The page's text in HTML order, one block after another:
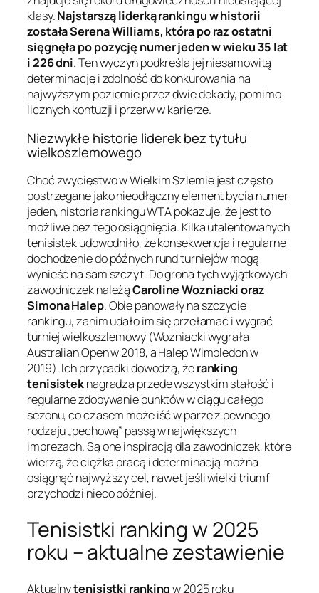
klasy.Najstarszą liderką rankingu w historii
została Serena Williams, która po raz ostatni
sięgnęła po pozycję numer jeden w wieku 35 lat
i 226 dni. Ten wyczyn podkreśla jej niesamowitą
determinację i zdolność do konkurowania na
najwyższym poziomie przez dwie dekady, pomimo
licznych kontuzji i przerw w karierze.
Niezwykłe historie liderek bez tytułu
wielkoszlemowego
Choć zwycięstwo w Wielkim Szlemie jest często
postrzegane jako nieodłączny element bycia numer
jeden, historia rankingu WTA pokazuje, że jest to
możliwe bez tego osiągnięcia. Kilka utalentowanych
tenisistek udowodniło, że konsekwencja i regularne
dochodzenie do późnych rund turniejów mogą
wynieść na sam szczyt. Do grona tych wyjątkowych
zawodniczek należąCaroline Wozniacki oraz
Simona Halep. Obie panowały na szczycie
rankingu, zanim udało im się przełamać i wygrać
turniej wielkoszlemowy (Wozniacki wygrała
Australian Open w 2018, a Halep Wimbledon w
2019). Ich przypadki dowodzą, żeranking
tenisisteknagradza przede wszystkim stałość i
regularne zdobywanie punktów w ciągu całego
sezonu, co czasem może iść w parze z pewnego
rodzaju „pechową” passą w największych
imprezach. Są one inspiracją dla zawodniczek, które
wierzą, że ciężka pracą i determinacją można
osiągnąć najwyższy cel, nawet jeśli wielki triumf
przychodzi nieco później.
Tenisistki ranking w 2025
roku – aktualne zestawienie
Aktualnytenisistki rankingw 2025 roku